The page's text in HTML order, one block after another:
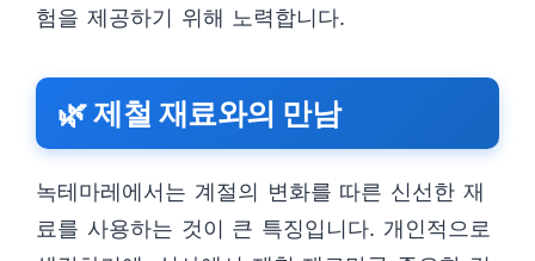
험을 제공하기 위해 노력합니다.
🌿 제철 재료와의 만남
녹테마레에서는 계절의 변화를 따른 신선한 재
료를 사용하는 것이 큰 특징입니다. 개인적으로